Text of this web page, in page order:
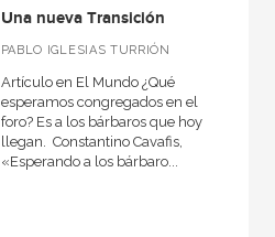
Una nueva Transición
PABLO IGLESIAS TURRIÓN
Artículo en El Mundo ¿Qué
esperamos congregados en el
foro? Es a los bárbaros que hoy
llegan. Constantino Cavafis,
«Esperando a los bárbaro...